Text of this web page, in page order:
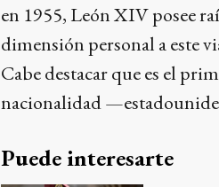
en 1955, León XIV posee
dimensión personal a este
Cabe destacar que es el
nacionalidad
Puede interesarte